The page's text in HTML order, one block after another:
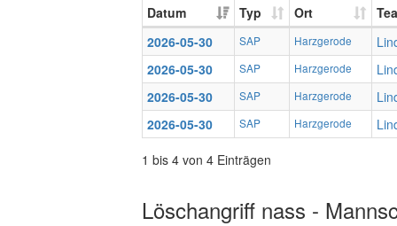
Datum Typ Ort
2026-05-30
SAP Harzgerode
2026-05-30
SAP Harzgerode
2026-05-30
SAP Harzgerode
2026-05-30
SAP Harzgerode
1 bis 4 von 4 Einträgen
Löschangriff nass -